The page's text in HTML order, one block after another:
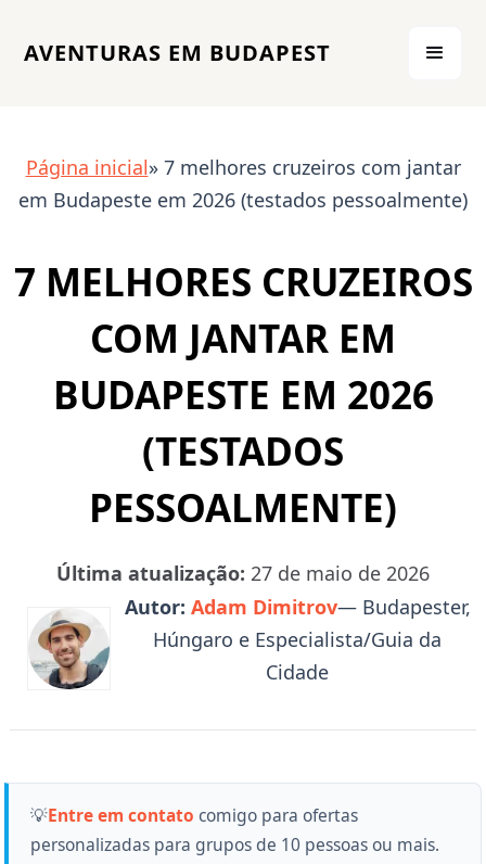
AVENTURAS EM BUDAPEST
Página inicial» 7 melhores cruzeiros com jantar
em Budapeste em 2026 (testados pessoalmente)
7 MELHORES CRUZEIROS
COM JANTAR EM
BUDAPESTE EM 2026
(TESTADOS
PESSOALMENTE)
Última atualização: 27 de maio de 2026
Autor: Adam Dimitrov— Budapester,
Húngaro e Especialista/Guia da
Cidade
💡Entre em contato comigo para ofertas
personalizadas para grupos de 10 pessoas ou mais.